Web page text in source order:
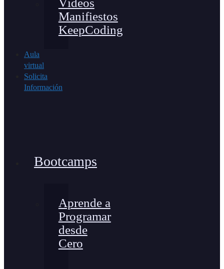
Vídeos
Manifiestos
KeepCoding
Aula
virtual
Solicita
Información
Bootcamps
Aprende a
Programar
desde
Cero